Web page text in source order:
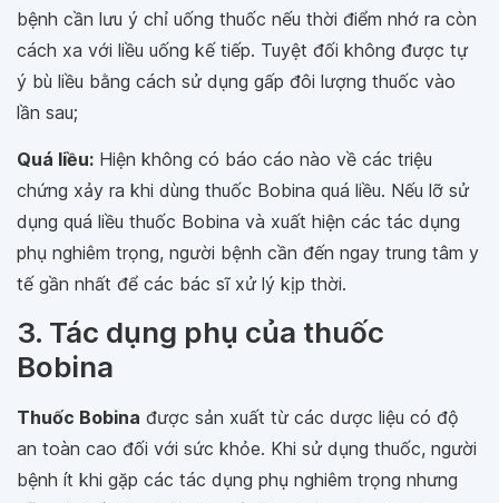
bệnh cần lưu ý chỉ uống thuốc nếu thời điểm nhớ ra còn
cách xa với liều uống kế tiếp. Tuyệt đối không được tự
ý bù liều bằng cách sử dụng gấp đôi lượng thuốc vào
lần sau;
Quá liều: Hiện không có báo cáo nào về các triệu
chứng xảy ra khi dùng thuốc Bobina quá liều. Nếu lỡ sử
dụng quá liều thuốc Bobina và xuất hiện các tác dụng
phụ nghiêm trọng, người bệnh cần đến ngay trung tâm y
tế gần nhất để các bác sĩ xử lý kịp thời.
3. Tác dụng phụ của thuốc
Bobina
Thuốc Bobina được sản xuất từ các dược liệu có độ
an toàn cao đối với sức khỏe. Khi sử dụng thuốc, người
bệnh ít khi gặp các tác dụng phụ nghiêm trọng nhưng